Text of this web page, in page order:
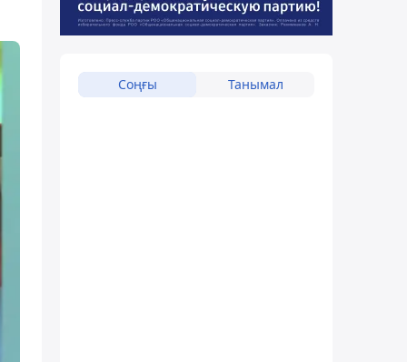
Соңғы Танымал